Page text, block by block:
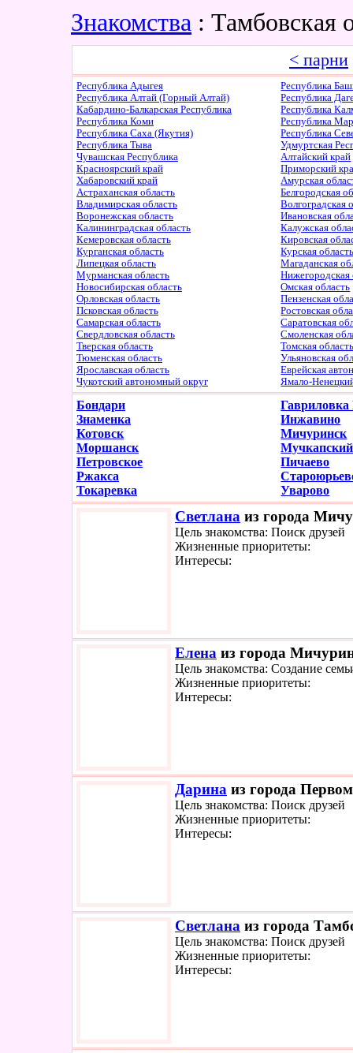
Знакомства : Тамбовская
< парни
Республика Адыгея
Республика
Республика Алтай (Горный Алтай)
Республика
Кабардино-Балкарская Республика
Республика
Республика Коми
Республика
Республика Саха (Якутия)
Республика
Республика Тыва
Удмуртская
Чувашская Республика
Алтайский край
Красноярский край
Приморский
Хабаровский край
Амурская
Астраханская область
Белгородская
Владимирская область
Волгоградская
Воронежская область
Ивановская
Калининградская область
Калужская
Кемеровская область
Кировская
Курганская область
Курская
Липецкая область
Магаданская
Мурманская область
Нижегородская
Новосибирская область
Омская область
Орловская область
Пензенская
Псковская область
Ростовская
Самарская область
Саратовская
Свердловская область
Смоленская
Тверская область
Томская
Тюменская область
Ульяновская
Ярославская область
Еврейская
Чукотский автономный округ
Ямало-
Бондари
Гавриловка
Знаменка
Инжавино
Котовск
Мичуринск
Моршанск
Мучкапский
Петровское
Пичаево
Ржакса
Токаревка
Уварово
Светлана из города
Цель знакомства: Поиск друзей
Жизненные приоритеты:
Интересы:
Елена из города
Цель знакомства: Создание
Жизненные приоритеты:
Интересы:
Дарина из города
Цель знакомства: Поиск друзей
Жизненные приоритеты:
Интересы:
Светлана из города
Цель знакомства: Поиск друзей
Жизненные приоритеты:
Интересы: